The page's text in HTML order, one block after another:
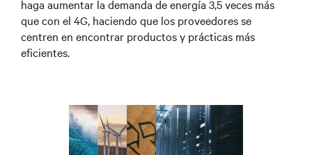
haga aumentar la demanda de energía 3,5 veces más
que con el 4G, haciendo que los proveedores se
centren en encontrar productos y prácticas más
eficientes.